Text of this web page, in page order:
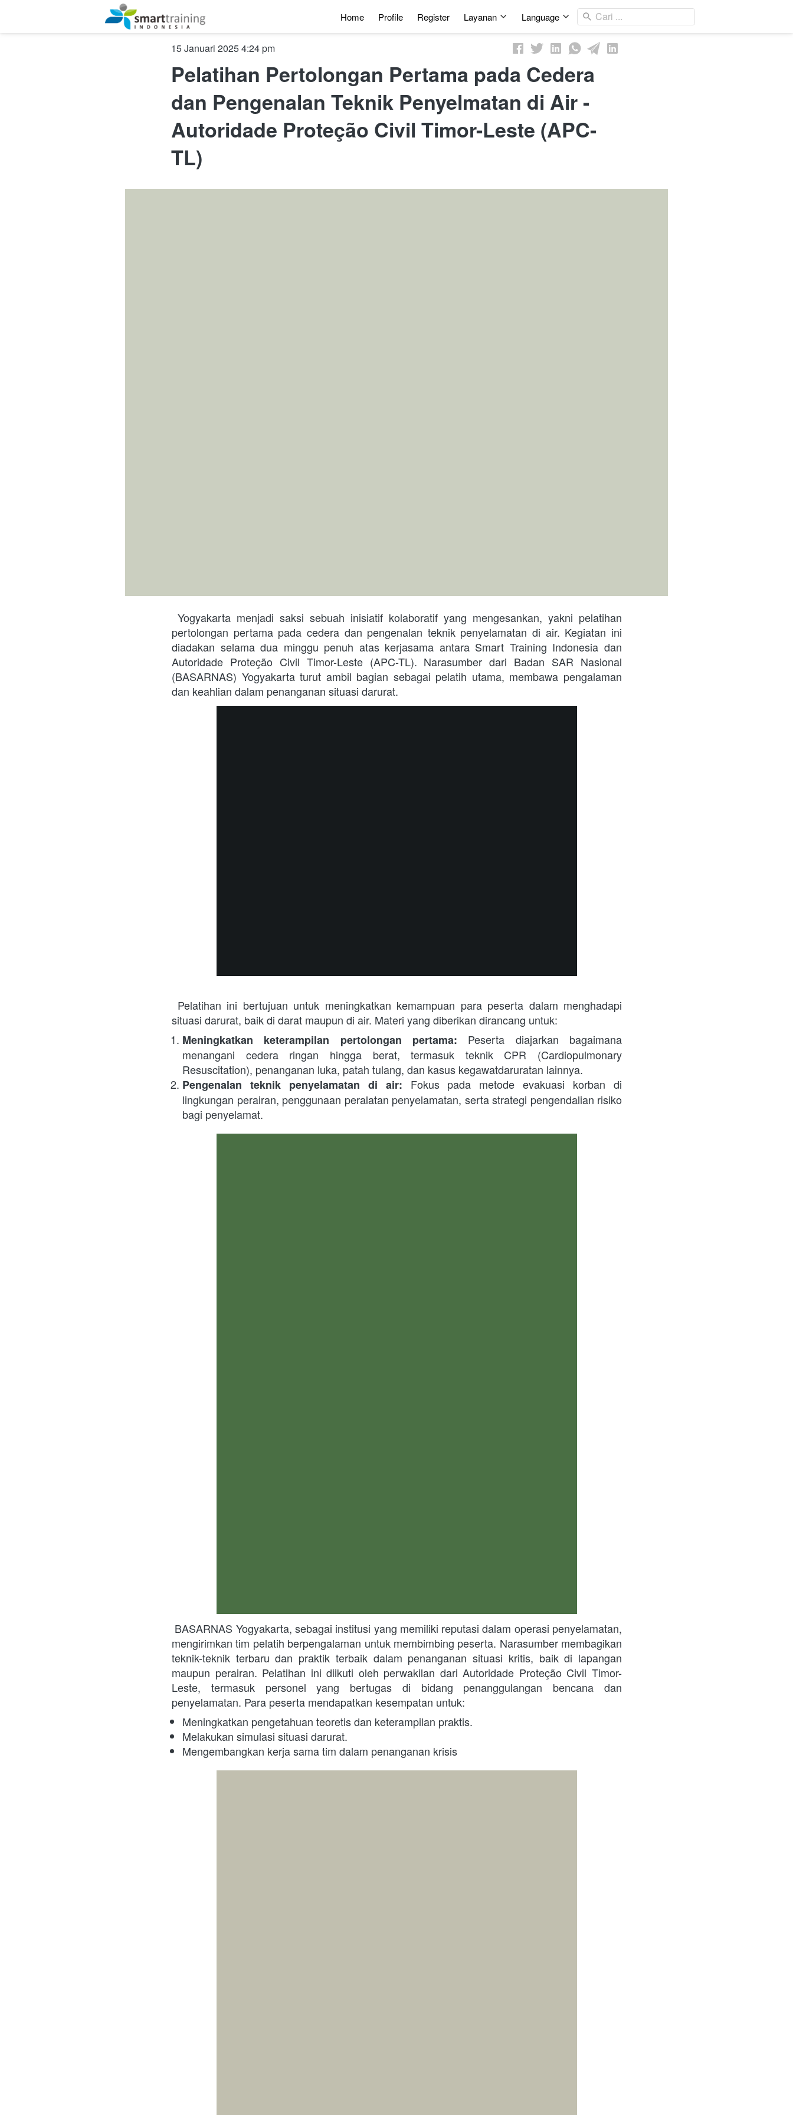
Home Profile Register Layanan Language Cari ...
January 15, 2025, 9:24 am
Pelatihan Pertolongan Pertama pada Cedera
dan Pengenalan Teknik Penyelmatan di Air -
Autoridade Proteção Civil Timor-Leste (APC-
TL)
pertolongan pertama pada cedera dan pengenalan teknik penyelamatan di air. Kegiatan ini
diadakan selama dua minggu penuh atas kerjasama antara Smart Training Indonesia dan
Autoridade Proteção Civil Timor-Leste (APC-TL). Narasumber dari Badan SAR Nasional
(BASARNAS) Yogyakarta turut ambil bagian sebagai pelatih utama, membawa pengalaman
dan keahlian dalam penanganan situasi darurat.
situasi darurat, baik di darat maupun di air. Materi yang diberikan dirancang untuk:
Meningkatkan keterampilan pertolongan pertama: Peserta diajarkan bagaimana
menangani cedera ringan hingga berat, termasuk teknik CPR (Cardiopulmonary
Resuscitation), penanganan luka, patah tulang, dan kasus kegawatdaruratan lainnya.
Pengenalan teknik penyelamatan di air: Fokus pada metode evakuasi korban di
lingkungan perairan, penggunaan peralatan penyelamatan, serta strategi pengendalian risiko
bagi penyelamat.
mengirimkan tim pelatih berpengalaman untuk membimbing peserta. Narasumber membagikan
teknik-teknik terbaru dan praktik terbaik dalam penanganan situasi kritis, baik di lapangan
maupun perairan. Pelatihan ini diikuti oleh perwakilan dari Autoridade Proteção Civil Timor-
Leste, termasuk personel yang bertugas di bidang penanggulangan bencana dan
penyelamatan. Para peserta mendapatkan kesempatan untuk:
Meningkatkan pengetahuan teoretis dan keterampilan praktis.
Melakukan simulasi situasi darurat.
Mengembangkan kerja sama tim dalam penanganan krisis